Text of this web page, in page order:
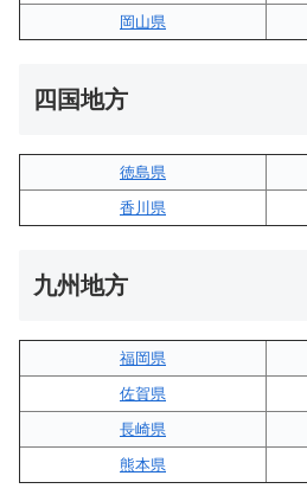
岡山県
四国地方
徳島県
香川県
九州地方
福岡県
佐賀県
長崎県
熊本県